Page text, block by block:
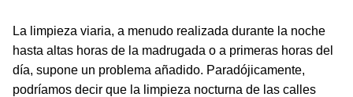
La limpieza viaria, a menudo realizada durante la noche
hasta altas horas de la madrugada o a primeras horas del
día, supone un problema añadido. Paradójicamente,
podríamos decir que la limpieza nocturna de las calles